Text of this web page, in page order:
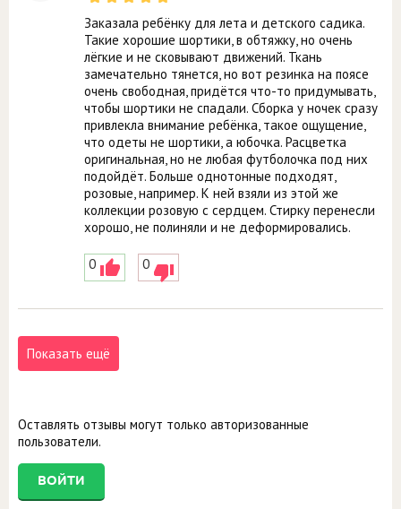
Заказала ребёнку для лета и детского садика.
Такие хорошие шортики, в обтяжку, но очень
лёгкие и не сковывают движений. Ткань
замечательно тянется, но вот резинка на поясе
очень свободная, придётся что-то придумывать,
чтобы шортики не спадали. Сборка у ночек сразу
привлекла внимание ребёнка, такое ощущение,
что одеты не шортики, а юбочка. Расцветка
оригинальная, но не любая футболочка под них
подойдёт. Больше однотонные подходят,
розовые, например. К ней взяли из этой же
коллекции розовую с сердцем. Стирку перенесли
хорошо, не полиняли и не деформировались.
0 0
Показать ещё
Оставлять отзывы могут только авторизованные
пользователи.
ВОЙТИ